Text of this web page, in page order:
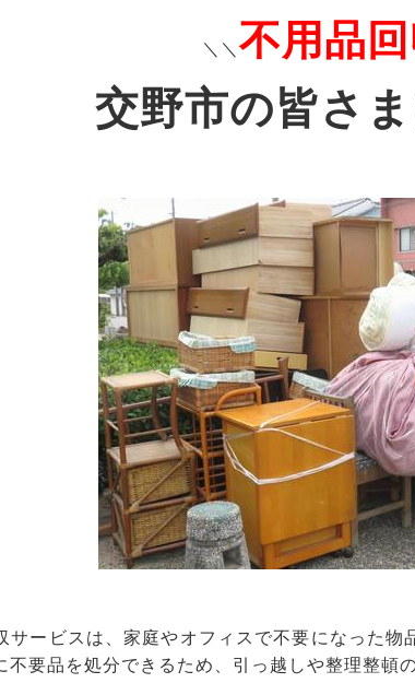
＼＼ 不用品
交野市の皆さ
サービスは、家庭やオフィスで不要になった
不要品を処分できるため、引っ越しや整理整頓